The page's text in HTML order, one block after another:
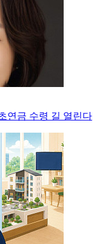
연금 수령 길 열린다